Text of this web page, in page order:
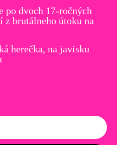
dvoch 17-ročných
brutálneho útoku na
herečka, na javisku